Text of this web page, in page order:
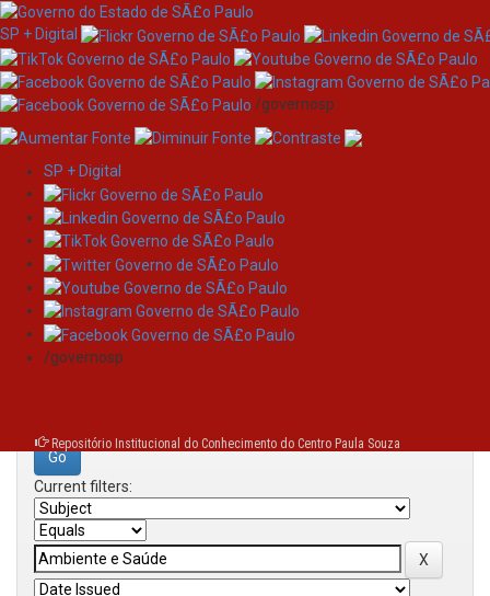
Skip
navigation
SP + Digital
/governosp
SP + Digital
/governosp
Repositório Institucional do Conhecimento do Centro Paula Souza
Search
Search:
Current filters: